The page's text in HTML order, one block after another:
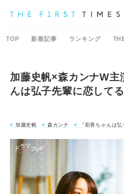
TOP 新着記事 ランキング
加藤史帆×森カンナW主
んは弘子先輩に恋して
加藤史帆 森カンナ 『彩香ちゃんは